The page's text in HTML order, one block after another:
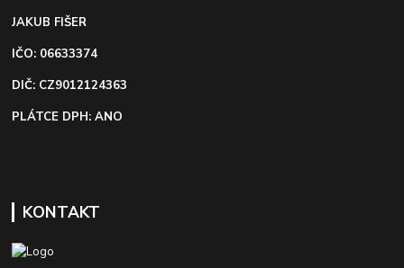
JAKUB FIŠER
IČO: 06633374
DIČ: CZ9012124363
PLÁTCE DPH: ANO
KONTAKT